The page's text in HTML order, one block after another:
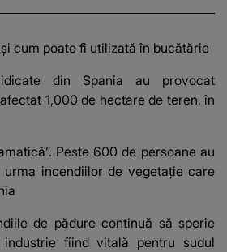
cum poate fi utilizată în bucătărie
din Spania au provocat
1,000 de hectare de teren, în
Peste 600 de persoane au
incendiilor de vegetație care
de pădure continuă să sperie
fiind vitală pentru sudul